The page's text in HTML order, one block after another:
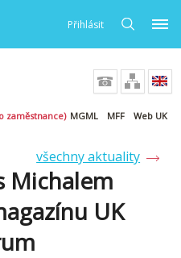
Přihlásit
zaměstnance) MGML MFF Web UK
všechny aktuality
Michalem
UK